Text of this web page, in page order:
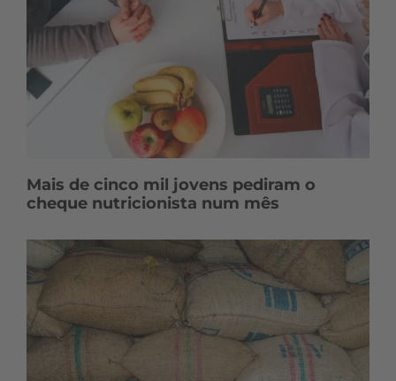
Mais de cinco mil jovens pediram o
cheque nutricionista num mês